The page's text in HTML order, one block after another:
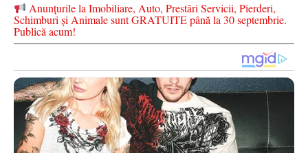
Anunțurile la Imobiliare, Auto, Prestări Servicii, Pierderi,
Schimburi și Animale sunt GRATUITE până la 30 septembrie.
Publică acum!